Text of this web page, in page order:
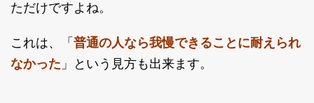
ただけですよね。
これは、「 普通の人なら我慢できることに耐えられ
なかった 」という見方も出来ます。